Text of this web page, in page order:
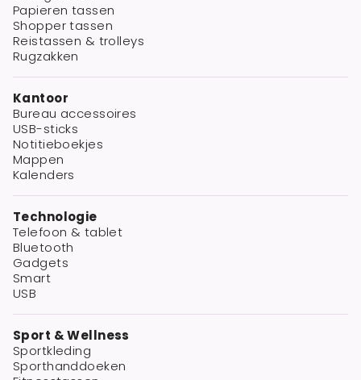
Papieren tassen
Shopper tassen
Reistassen & trolleys
Rugzakken
Kantoor
Bureau accessoires
USB-sticks
Notitieboekjes
Mappen
Kalenders
Technologie
Telefoon & tablet
Bluetooth
Gadgets
Smart
USB
Sport & Wellness
Sportkleding
Sporthanddoeken